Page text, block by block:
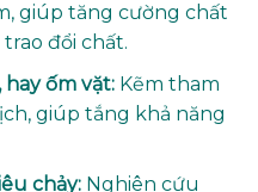
giúp tăng cường chất
đổi chất.
ốm vặt:Kẽm tham
giúp tắng khả năng
chảy:Nghiên cứu